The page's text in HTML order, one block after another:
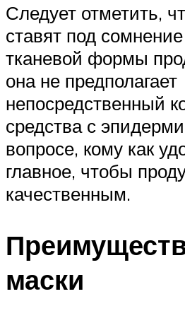
Следует отметить,
ставят под
тканевой формы
она не предполагает
непосредственный
средства с
вопросе, кому как
главное, чтобы
качественным.
маски